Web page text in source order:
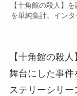
【十角館の殺人】
を単純集計。イン
【十角館の殺人
舞台にした事件
ステリーシリ